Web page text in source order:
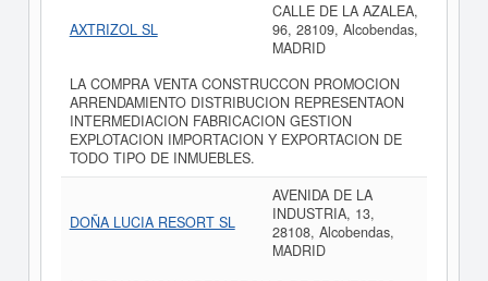
AXTRIZOL SL
CALLE DE LA AZALEA,
96, 28109, Alcobendas,
MADRID
LA COMPRA VENTA CONSTRUCCON PROMOCION
ARRENDAMIENTO DISTRIBUCION REPRESENTAON
INTERMEDIACION FABRICACION GESTION
EXPLOTACION IMPORTACION Y EXPORTACION DE
TODO TIPO DE INMUEBLES.
DOÑA LUCIA RESORT SL
AVENIDA DE LA
INDUSTRIA, 13,
28108, Alcobendas,
MADRID